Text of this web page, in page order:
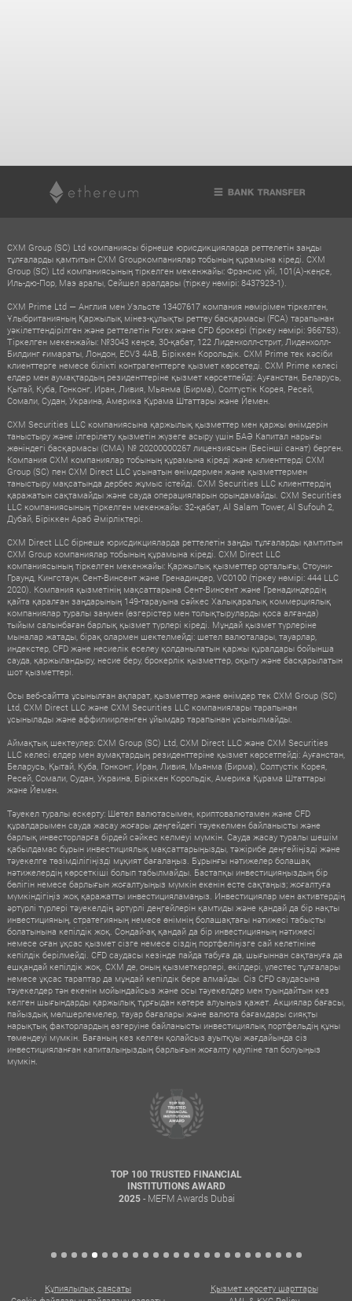
CXM Group (SC) Ltd компаниясы бірнеше юрисдикцияларда реттелетін заңды
тұлғаларды қамтитын CXM Groupкомпаниялар тобының құрамына кіреді. CXM
Group (SC) Ltd компаниясының тіркелген мекенжайы: Фрэнсис үйі, 101(A)-кеңсе,
Иль-дю-Пор, Маэ аралы, Сейшел аралдары (тіркеу нөмірі: 8437923-1).
CXM Prime Ltd — Англия мен Уэльсте 13407617 компания нөмірімен тіркелген,
Ұлыбританияның Қаржылық мінез-құлықты реттеу басқармасы (FCA) тарапынан
уәкілеттендірілген және реттелетін Forex және CFD брокері (тіркеу нөмірі: 966753).
Тіркелген мекенжайы: №3043 кеңсе, 30-қабат, 122 Лиденхолл-стрит, Лиденхолл-
Билдинг ғимараты, Лондон, ECV3 4AB, Біріккен Корольдік. CXM Prime тек кәсіби
клиенттерге немесе білікті контрагенттерге қызмет көрсетеді. CXM Prime келесі
елдер мен аумақтардың резиденттеріне қызмет көрсетпейді: Ауғанстан, Беларусь,
Қытай, Куба, Гонконг, Иран, Ливия, Мьянма (Бирма), Солтүстік Корея, Ресей,
Сомали, Судан, Украина, Америка Құрама Штаттары және Йемен.
CXM Securities LLC компаниясына қаржылық қызметтер мен қаржы өнімдерін
таныстыру және ілгерілету қызметін жүзеге асыру үшін БАӘ Капитал нарығы
жөніндегі басқармасы (CMA) № 20200000267 лицензиясын (Бесінші санат) берген.
Компания CXM компаниялар тобының құрамына кіреді және клиенттерді CXM
Group (SC) пен CXM Direct LLC ұсынатын өнімдермен және қызметтермен
таныстыру мақсатында дербес жұмыс істейді. CXM Securities LLC клиенттердің
қаражатын сақтамайды және сауда операцияларын орындамайды. CXM Securities
LLC компаниясының тіркелген мекенжайы: 32-қабат, Al Salam Tower, Al Sufouh 2,
Дубай, Біріккен Араб Әмірліктері.
CXM Direct LLC бірнеше юрисдикцияларда реттелетін заңды тұлғаларды қамтитын
CXM Group компаниялар тобының құрамына кіреді. CXM Direct LLC
компаниясының тіркелген мекенжайы: Қаржылық қызметтер орталығы, Стоуни-
Граунд, Кингстаун, Сент-Винсент және Гренадиндер, VC0100 (тіркеу нөмірі: 444 LLC
2020). Компания қызметінің мақсаттарына Сент-Винсент және Гренадиндердің
қайта қаралған заңдарының 149-тарауына сәйкес Халықаралық коммерциялық
компаниялар туралы заңмен (өзгерістер мен толықтыруларды қоса алғанда)
тыйым салынбаған барлық қызмет түрлері кіреді. Мұндай қызмет түрлеріне
мыналар жатады, бірақ олармен шектелмейді: шетел валюталары, тауарлар,
индекстер, CFD және несиелік еселеу қолданылатын қаржы құралдары бойынша
сауда, қаржыландыру, несие беру, брокерлік қызметтер, оқыту және басқарылатын
шот қызметтері.
Осы веб-сайтта ұсынылған ақпарат, қызметтер және өнімдер тек CXM Group (SC)
Ltd, CXM Direct LLC және CXM Securities LLC компаниялары тарапынан
ұсынылады және аффилиирленген ұйымдар тарапынан ұсынылмайды.
Аймақтық шектеулер: CXM Group (SC) Ltd, CXM Direct LLC және CXM Securities
LLC келесі елдер мен аумақтардың резиденттеріне қызмет көрсетпейді: Ауғанстан,
Беларусь, Қытай, Куба, Гонконг, Иран, Ливия, Мьянма (Бирма), Солтүстік Корея,
Ресей, Сомали, Судан, Украина, Біріккен Корольдік, Америка Құрама Штаттары
және Йемен.
Тәуекел туралы ескерту: Шетел валютасымен, криптовалютамен және CFD
құралдарымен сауда жасау жоғары деңгейдегі тәуекелмен байланысты және
барлық инвесторларға бірдей сәйкес келмеуі мүмкін. Сауда жасау туралы шешім
қабылдамас бұрын инвестициялық мақсаттарыңызды, тәжірибе деңгейіңізді және
тәуекелге төзімділігіңізді мұқият бағалаңыз. Бұрынғы нәтижелер болашақ
нәтижелердің көрсеткіші болып табылмайды. Бастапқы инвестицияңыздың бір
бөлігін немесе барлығын жоғалтуыңыз мүмкін екенін есте сақтаңыз; жоғалтуға
мүмкіндігіңіз жоқ қаражатты инвестицияламаңыз. Инвестициялар мен активтердің
әртүрлі түрлері тәуекелдің әртүрлі деңгейлерін қамтиды және қандай да бір нақты
инвестицияның, стратегияның немесе өнімнің болашақтағы нәтижесі табысты
болатынына кепілдік жоқ. Сондай-ақ қандай да бір инвестицияның нәтижесі
немесе оған ұқсас қызмет сізге немесе сіздің портфеліңізге сай келетініне
кепілдік берілмейді. CFD саудасы кезінде пайда табуға да, шығыннан сақтануға да
ешқандай кепілдік жоқ. CXM де, оның қызметкерлері, өкілдері, үлестес тұлғалары
немесе ұқсас тараптар да мұндай кепілдік бере алмайды. Сіз CFD саудасына
тәуекелдер тән екенін мойындайсыз және осы тәуекелдер мен туындайтын кез
келген шығындарды қаржылық тұрғыдан көтере алуыңыз қажет. Акциялар бағасы,
пайыздық мөлшерлемелер, тауар бағалары және валюта бағамдары сияқты
нарықтық факторлардың өзгеруіне байланысты инвестициялық портфельдің құны
төмендеуі мүмкін. Бағаның кез келген қолайсыз ауытқуы жағдайында сіз
инвестицияланған капиталыңыздың барлығын жоғалту қаупіне тап болуыңыз
мүмкін.
TOP 100 TRUSTED FINANCIAL
INSTITUTIONS AWARD
2025- MEFM Awards Dubai
Құпиялылық саясаты
Қызмет көрсету шарттары